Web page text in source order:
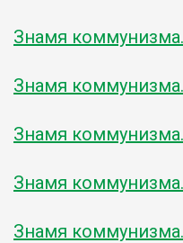
Знамя
Знамя
Знамя
Знамя
Знамя